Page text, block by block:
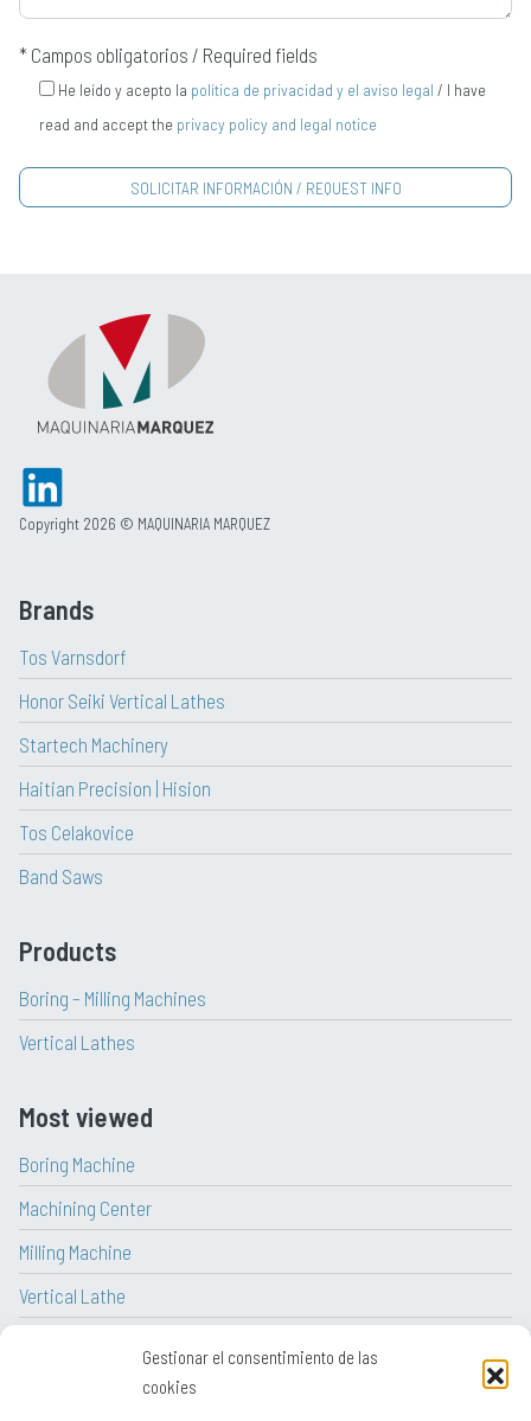
Gestionar el consentimiento de las
cookies
* Campos obligatorios / Required fields
He leído y acepto la política de privacidad y el aviso legal / I have
read and accept the privacy policy and legal notice
Copyright 2026 © MAQUINARIA MARQUEZ
Brands
Tos Varnsdorf
Honor Seiki Vertical Lathes
Startech Machinery
Haitian Precision | Hision
Tos Celakovice
Band Saws
Products
Boring – Milling Machines
Vertical Lathes
Most viewed
Boring Machine
Machining Center
Milling Machine
Vertical Lathe